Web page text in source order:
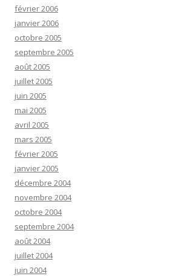
février 2006
janvier 2006
octobre 2005
septembre 2005
août 2005
juillet 2005
juin 2005
mai 2005
avril 2005
mars 2005
février 2005
janvier 2005
décembre 2004
novembre 2004
octobre 2004
septembre 2004
août 2004
juillet 2004
juin 2004